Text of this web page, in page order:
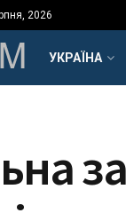
2026
УКРАЇНА